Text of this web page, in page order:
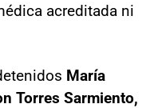
acreditada ni
María
Torres Sarmiento,